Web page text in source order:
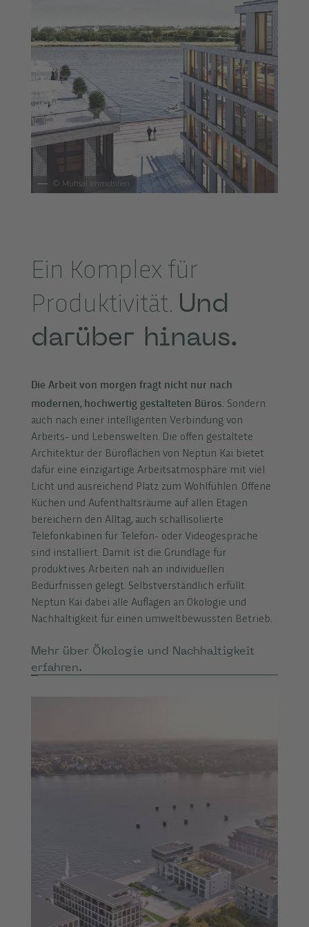
© Muhsal Immobilien
Ein Komplex für
Produktivität. Und
darüber hinaus.
Die Arbeit von morgen fragt nicht nur nach
modernen, hochwertig gestalteten Büros.Sondern
auch nach einer intelligenten Verbindung von
Arbeits- und Lebenswelten. Die offen gestaltete
Architektur der Büroflächen von Neptun Kai bietet
dafür eine einzigartige Arbeitsatmosphäre mit viel
Licht und ausreichend Platz zum Wohlfühlen. Offene
Küchen und Aufenthaltsräume auf allen Etagen
bereichern den Alltag, auch schallisolierte
Telefonkabinen für Telefon- oder Videogespräche
sind installiert. Damit ist die Grundlage für
produktives Arbeiten nah an individuellen
Bedürfnissen gelegt. Selbstverständlich erfüllt
Neptun Kai dabei alle Auflagen an Ökologie und
Nachhaltigkeit für einen umweltbewussten Betrieb.
Mehr über Ökologie und Nachhaltigkeit
erfahren.